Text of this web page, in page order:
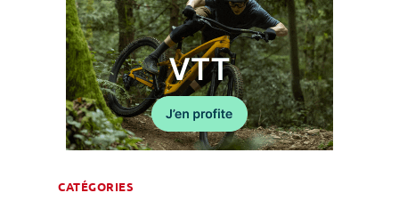
CATÉGORIES